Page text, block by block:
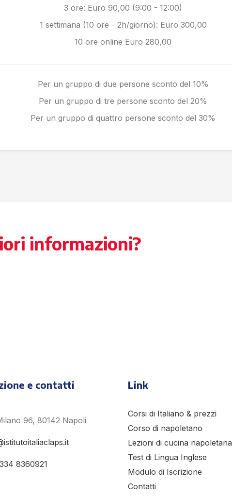
3 ore: Euro 90,00 (9:00 - 12:00)
1 settimana (10 ore - 2h/giorno): Euro 300,00
10 ore online Euro 280,00
Per un gruppo di due persone sconto del 10%
Per un gruppo di tre persone sconto del 20%
Per un gruppo di quattro persone sconto del 30%
informazioni?
e contatti
96, 80142 Napoli
8360921
Link
Corsi di Italiano & prezzi
Corso di napoletano
Lezioni di cucina napoletana
Test di Lingua Inglese
Modulo di Iscrizione
Contatti